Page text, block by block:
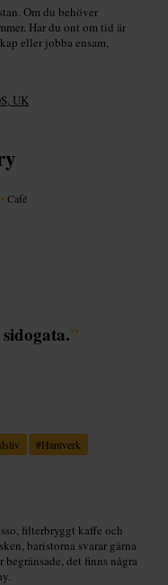
Om du behöver
Har du ont om tid är
eller jobba ensam,
UK
•Café
”
#Hantverk
filterbryggt kaffe och
baristorna svarar gärna
det finns några